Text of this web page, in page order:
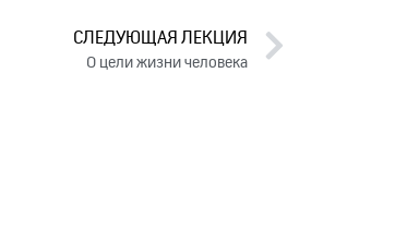
СЛЕДУЮЩАЯ ЛЕКЦИЯ
О цели жизни человека